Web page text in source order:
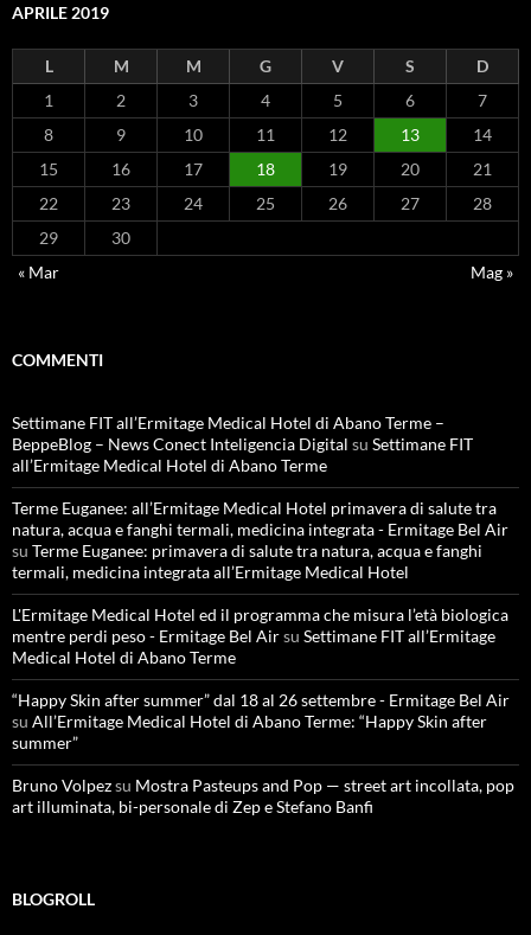
APRILE 2019
L M M G V S
D
1
2 3 4 5 6
7
8
9 10 11 12 13
14
15
16 17 18 19 20
21
22
23 24 25 26 27
28
29
30
« Mar
Mag »
COMMENTI
Settimane FIT all’Ermitage Medical Hotel di Abano Terme –
BeppeBlog – News Conect Inteligencia Digital su Settimane FIT
all’Ermitage Medical Hotel di Abano Terme
Terme Euganee: all’Ermitage Medical Hotel primavera di salute tra
natura, acqua e fanghi termali, medicina integrata - Ermitage Bel Air
su Terme Euganee: primavera di salute tra natura, acqua e fanghi
termali, medicina integrata all’Ermitage Medical Hotel
L'Ermitage Medical Hotel ed il programma che misura l’età biologica
mentre perdi peso - Ermitage Bel Airsu Settimane FIT all’Ermitage
Medical Hotel di Abano Terme
“Happy Skin after summer” dal 18 al 26 settembre - Ermitage Bel Air
su All’Ermitage Medical Hotel di Abano Terme: “Happy Skin after
summer”
Bruno Volpezsu Mostra Pasteups and Pop — street art incollata, pop
art illuminata, bi-personale di Zep e Stefano Banfi
BLOGROLL